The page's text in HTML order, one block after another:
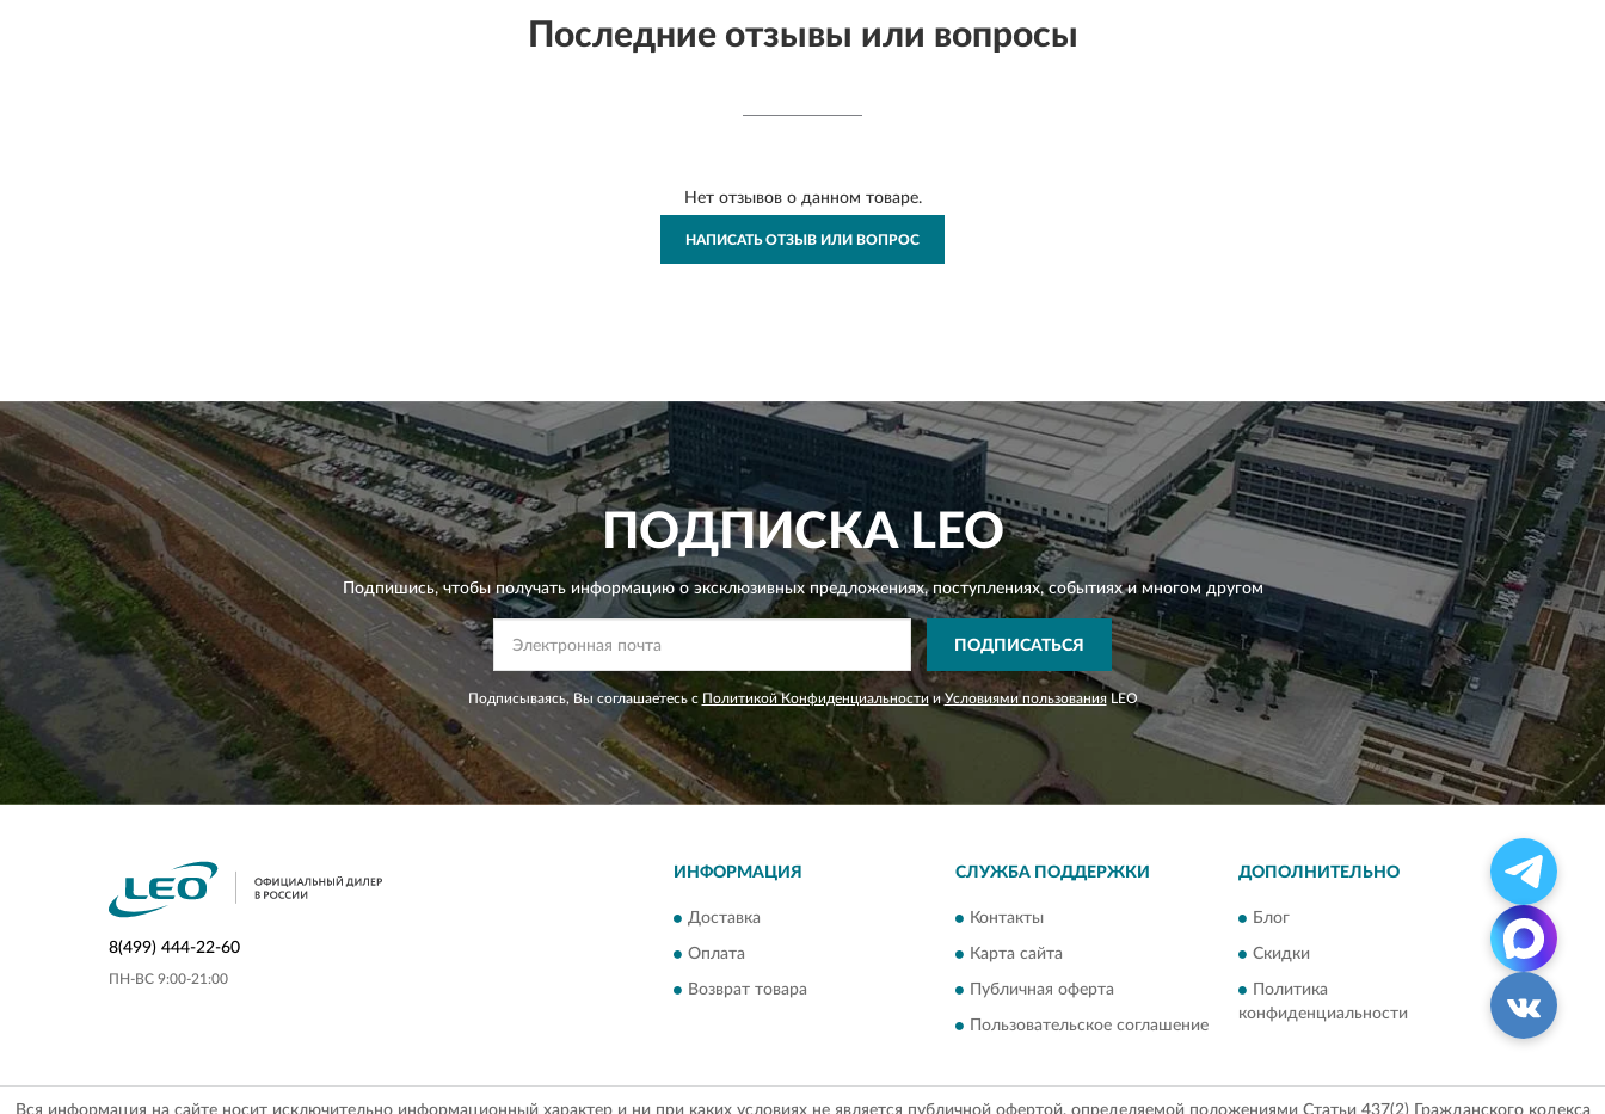
Последние отзывы или вопросы
Нет отзывов о данном товаре.
НАПИСАТЬ ОТЗЫВ ИЛИ ВОПРОС
ПОДПИСКАLEO
Подпишись, чтобы получать информацию о эксклюзивных предложениях,поступлениях, событиях и многом другом
ПОДПИСАТЬСЯ
Подписываясь, Вы соглашаетесь с Политикой Конфиденциальности иУсловиями пользованияLEO
8(499) 444-22-60
ПН-ВС 9:00-21:00
ИНФОРМАЦИЯ
Доставка
Оплата
Возврат товара
СЛУЖБА ПОДДЕРЖКИ
Контакты
Карта сайта
Публичная оферта
Пользовательское соглашение
ДОПОЛНИТЕЛЬНО
Блог
Скидки
Политика
конфиденциальности
Вся информация на сайте носит исключительно информационный характер и ни при каких условиях не является публичной офертой, определяемой положениями Статьи 437(2) Гражданского кодекса